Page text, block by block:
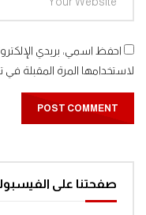
احفظ اسمي، بريدي
لاستخدامها المرة المقبلة في
صفحتنا على